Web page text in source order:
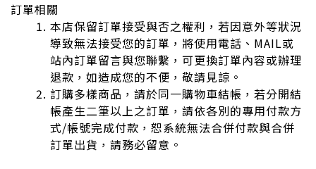
訂單相關
本店保留訂單接受與否之權利，若因意外等狀況
導致無法接受您的訂單，將使用電話、MAIL或
站內訂單留言與您聯繫，可更換訂單內容或辦理
退款，如造成您的不便，敬請見諒。
訂購多樣商品，請於同一購物車結帳，若分開結
帳產生二筆以上之訂單，請依各別的專用付款方
式/帳號完成付款，恕系統無法合併付款與合併
訂單出貨，請務必留意。